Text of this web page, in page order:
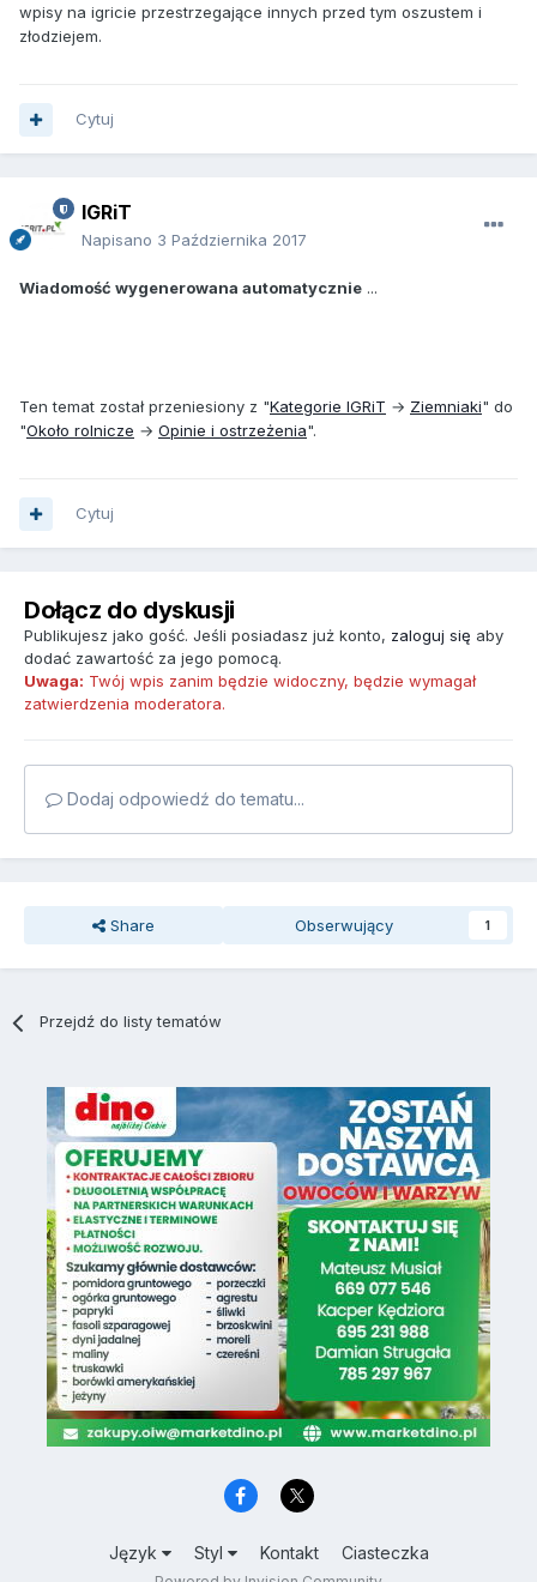
wpisy na igricie przestrzegające innych przed tym oszustem i
złodziejem.
Cytuj
IGRiT
Napisano 3 Października 2017
Wiadomość wygenerowana automatycznie ...
Ten temat został przeniesiony z "Kategorie IGRiT → Ziemniaki" do
"Około rolnicze → Opinie i ostrzeżenia".
Cytuj
Dołącz do dyskusji
Publikujesz jako gość. Jeśli posiadasz już konto, zaloguj się aby
dodać zawartość za jego pomocą.
Uwaga: Twój wpis zanim będzie widoczny, będzie wymagał
zatwierdzenia moderatora.
Dodaj odpowiedź do tematu...
Share Obserwujący 1
Przejdź do listy tematów
Język Styl Kontakt Ciasteczka